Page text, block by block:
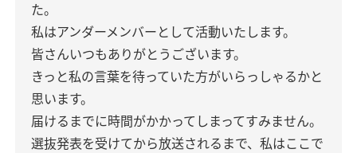
た。
私はアンダーメンバーとして活動いたします。
皆さんいつもありがとうございます。
きっと私の言葉を待っていた方がいらっしゃるかと
思います。
届けるまでに時間がかかってしまってすみません。
選抜発表を受けてから放送されるまで、私はここで